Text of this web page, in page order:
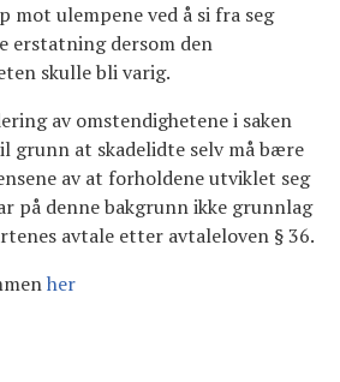
mot ulempene ved å si fra seg
erstatning dersom den
skulle bli varig.
av omstendighetene i saken
grunn at skadelidte selv må bære
av at forholdene utviklet seg
på denne bakgrunn ikke grunnlag
avtale etter avtaleloven § 36.
her